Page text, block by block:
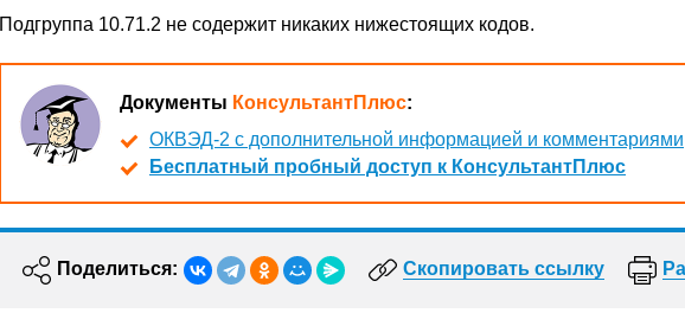
Подгруппа 10.71.2 не содержит никаких нижестоящих кодов.
Документы КонсультантПлюс:
ОКВЭД-2 с дополнительной информацией и комментариями
Бесплатный пробный доступ к КонсультантПлюс
Поделиться: Скопировать ссылку